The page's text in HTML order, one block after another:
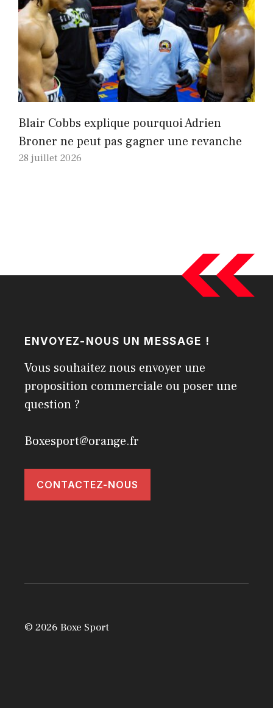
Blair Cobbs explique pourquoi Adrien
Broner ne peut pas gagner une revanche
28 juillet 2026
ENVOYEZ-NOUS UN MESSAGE !
Vous souhaitez nous envoyer une
proposition commerciale ou poser une
question ?
Boxesport@orange.fr
CONTACTEZ-NOUS
© 2026 Boxe Sport